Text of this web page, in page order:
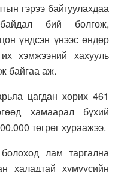
гэрээ байгуулахдаа
бий болгож,
үндсэн үнээс өндөр
хэмжээний хахууль
байгаа аж.
цагдан хорих 461
хамаарал бүхий
төгрөг хураажээ.
лам таргална
халадтай хүмүүсийн